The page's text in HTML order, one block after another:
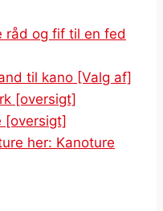
råd og fif til en fed
til kano [Valg af]
[oversigt]
[oversigt]
her: Kanoture